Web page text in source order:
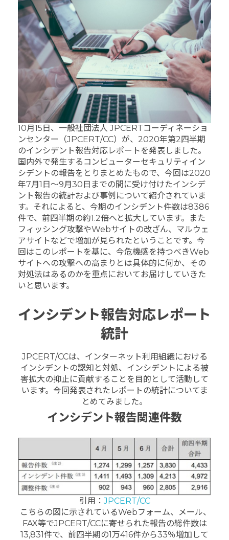
10月15日、一般社団法人 JPCERTコーディネーショ
ンセンター（JPCERT/CC）が、2020年第2四半期
のインシデント報告対応レポートを発表しました。
国内外で発生するコンピューターセキュリティイン
シデントの報告をとりまとめたもので、今回は2020
年7月1日～9月30日までの間に受け付けたインシデ
ント報告の統計および事例について紹介されていま
す。それによると、今期のインシデント件数は8386
件で、前四半期の約1.2倍へと拡大しています。また
フィッシング攻撃やWebサイトの改ざん、マルウェ
アサイトなどで増加が見られたということです。今
回はこのレポートを基に、今危機感を持つべきWeb
サイトへの攻撃への高まりとは具体的に何か、その
対処法はあるのかを重点においてお届けしていきた
いと思います。
インシデント報告対応レポート
統計
JPCERT/CCは、インターネット利用組織における
インシデントの認知と対処、インシデントによる被
害拡大の抑止に貢献することを目的として活動して
います。今回発表されたレポートの統計についてま
とめてみました。
インシデント報告関連件数
引用：JPCERT/CC
こちらの図に示されているWebフォーム、メール、
FAX等でJPCERT/CCに寄せられた報告の総件数は
13,831件で、前四半期の1万416件から33％増加して